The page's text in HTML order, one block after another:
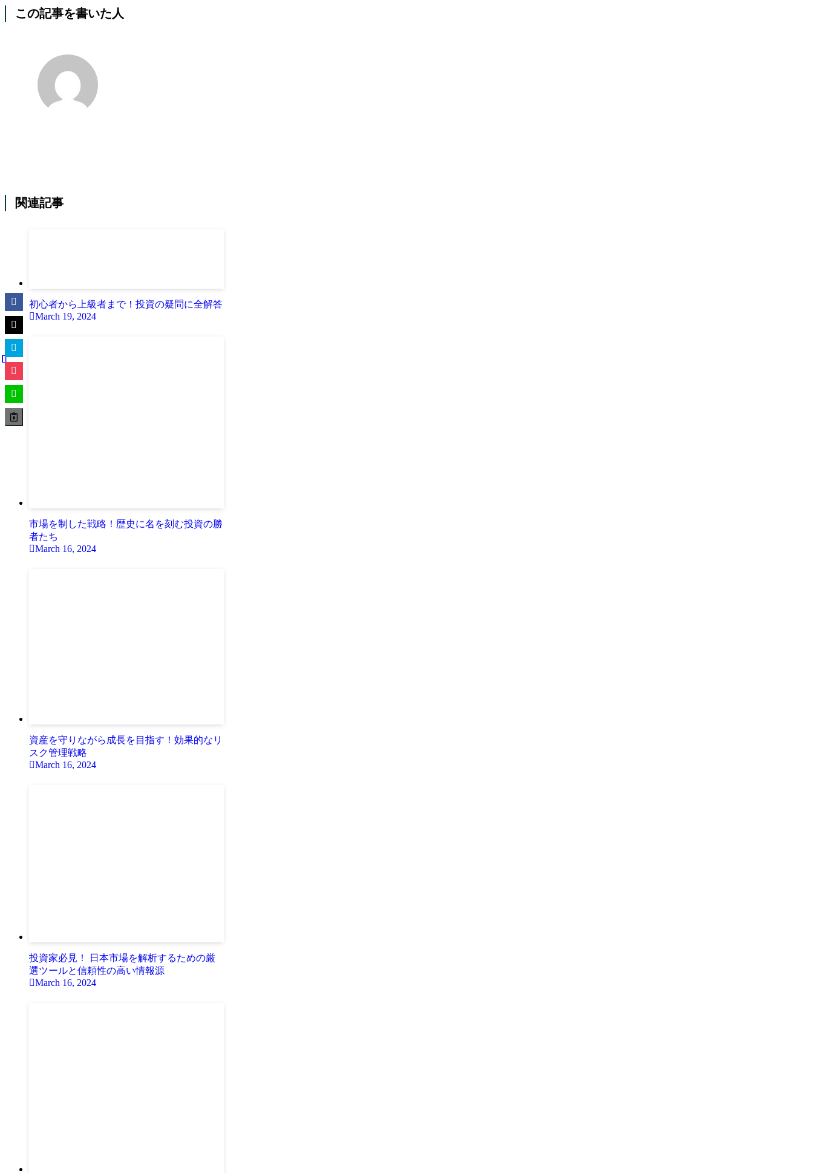
この記事を書いた人
関連記事
初心者から上級者まで！投資の疑問に全解答
March 19, 2024
市場を制した戦略！歴史に名を刻む投資の勝
者たち
March 16, 2024
資産を守りながら成長を目指す！効果的なリ
スク管理戦略
March 16, 2024
投資家必見！ 日本市場を解析するための厳
選ツールと信頼性の高い情報源
March 16, 2024